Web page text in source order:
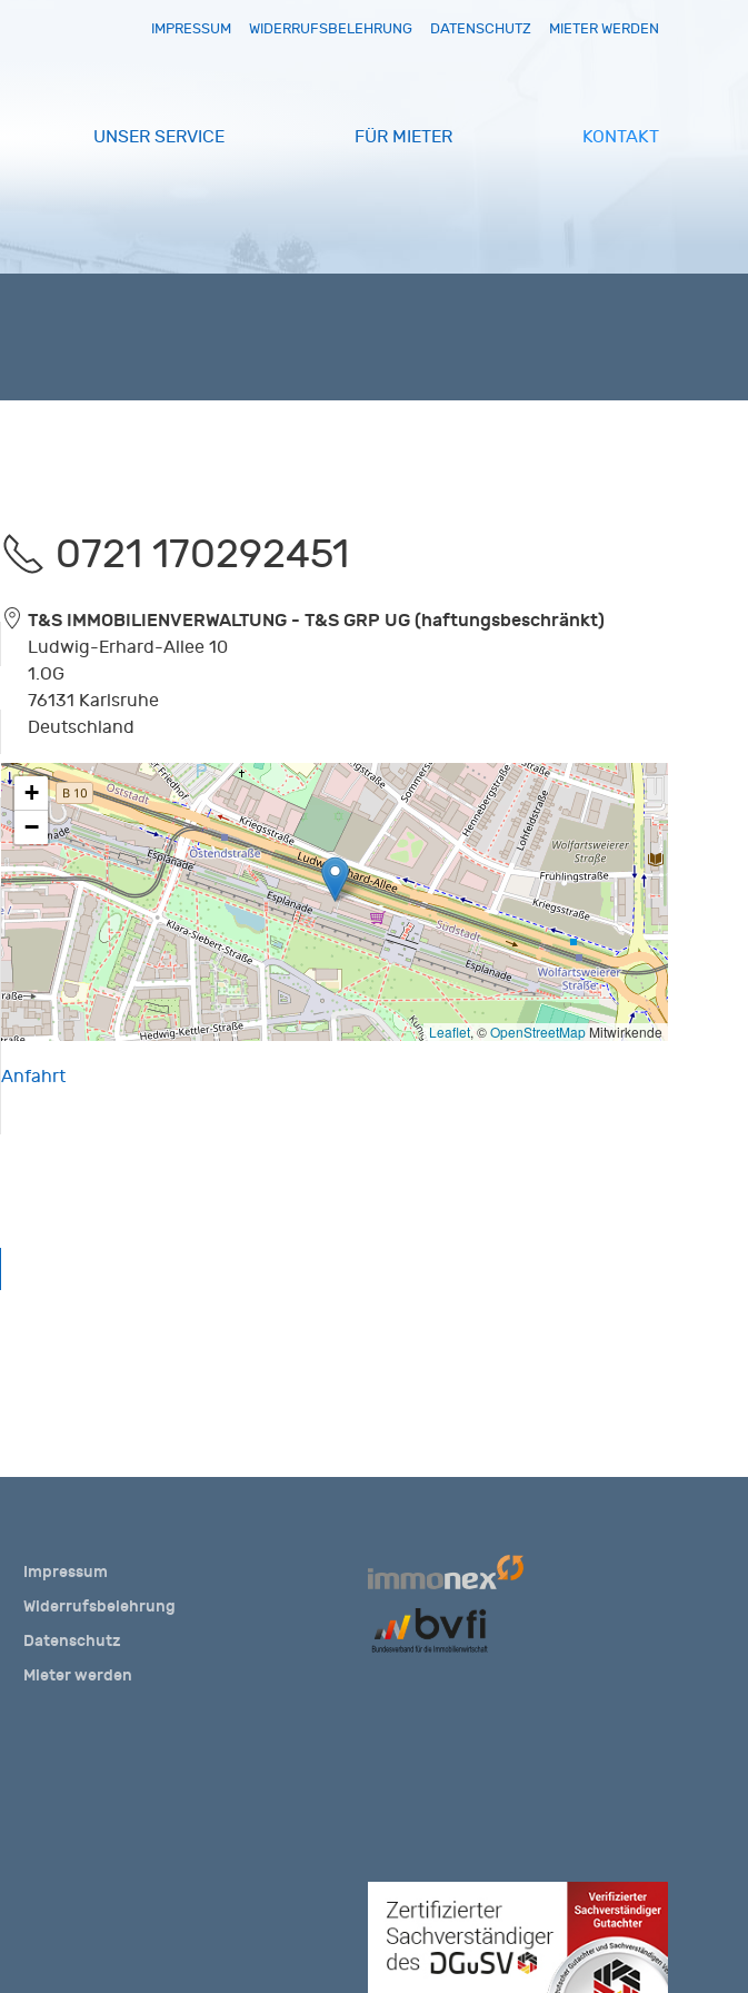
IMPRESSUM WIDERRUFSBELEHRUNG DATENSCHUTZ MIETER WERDEN
UNSER SERVICE FÜR MIETER KONTAKT
0721 170292451
T&S IMMOBILIENVERWALTUNG - T&S GRP UG (haftungsbeschränkt)
Ludwig-Erhard-Allee 10
1.OG
76131 Karlsruhe
Deutschland
+
−
Leaflet, ©OpenStreetMap Mitwirkende
Anfahrt
Impressum
Widerrufsbelehrung
Datenschutz
Mieter werden